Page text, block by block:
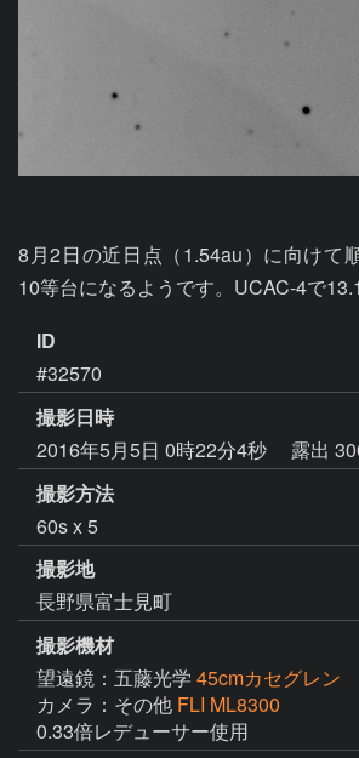
8月2日の近日点（1.54au）に向けて
10等台になるようです。UCAC-4で13.1
ID
#32570
撮影日時
2016年5月5日 0時22分4秒
露出
撮影方法
60s x 5
撮影地
長野県富士見町
撮影機材
望遠鏡：五藤光学 45cmカセグレン
カメラ：その他 FLI ML8300
0.33倍レデューサー使用